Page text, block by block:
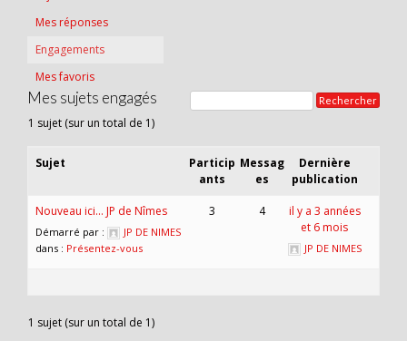
Mes réponses
Engagements
Mes favoris
Mes sujets engagés
1 sujet (sur un total de 1)
Sujet
Particip
ants
Messag
es
Dernière
publication
Nouveau ici… JP de Nîmes
Démarré par :
JP DE NIMES
dans : Présentez-vous
3 4
il y a 3 années
et 6 mois
JP DE NIMES
1 sujet (sur un total de 1)